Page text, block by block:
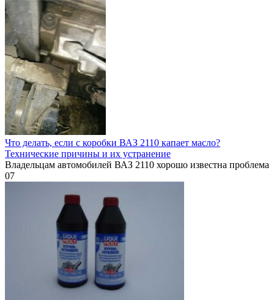
Что делать, если с коробки ВАЗ 2110 капает масло?
Технические причины и их устранение
Владельцам автомобилей ВАЗ 2110 хорошо известна проблема
07